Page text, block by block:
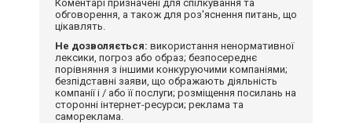
Коментарі призначені для спілкування та
обговорення, а також для роз'яснення питань, що
цікавлять.
Не дозволяється: використання ненормативної
лексики, погроз або образ; безпосереднє
порівняння з іншими конкуруючими компаніями;
безпідставні заяви, що ображають діяльність
компанії і / або її послуги; розміщення посилань на
сторонні інтернет-ресурси; реклама та
самореклама.